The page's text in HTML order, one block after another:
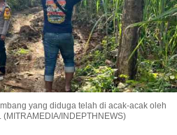
yang diduga telah di acak-acak oleh
INDEPTHNEWS)